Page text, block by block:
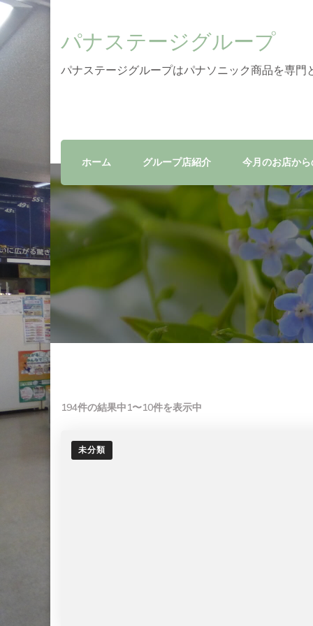
パナステージグループ
パナステージグループはパナソニック商品を専
ホーム グループ店紹介 今月のお店か
194件の結果中1〜10件を表示中
未分類